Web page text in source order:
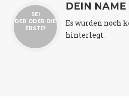
SEI
DER ODER DIE
ERSTE!
DEIN NAME
Es wurden noch
hinterlegt.